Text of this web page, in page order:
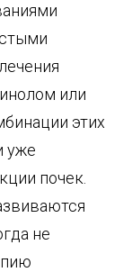
или
этих
уже
почек.
не